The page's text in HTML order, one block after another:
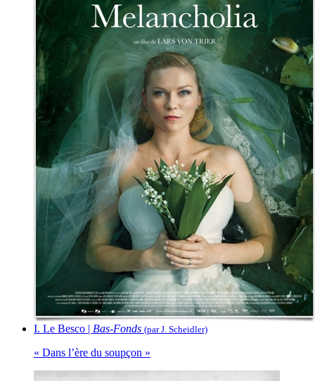
I. Le Besco | Bas-Fonds (par J. Scheidler)
« Dans l’ère du soupçon »